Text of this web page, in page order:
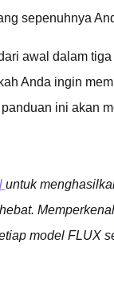
sepenuhnya
awal dalam tiga
Anda ingin
ini akan
untuk
model FLUX